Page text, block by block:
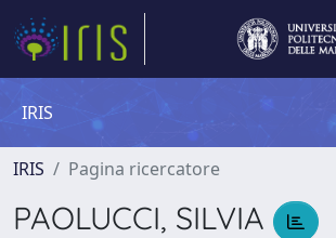
IRIS
IRIS Pagina ricercatore
PAOLUCCI, SILVIA